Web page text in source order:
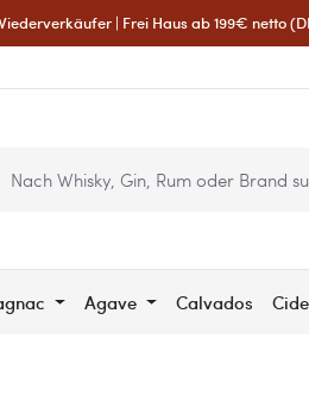
| Frei Haus ab 199€ netto
Agave Calvados